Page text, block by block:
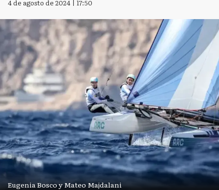
4 de agosto de 2024 | 17:50
Eugenia Bosco y Mateo Majdalani